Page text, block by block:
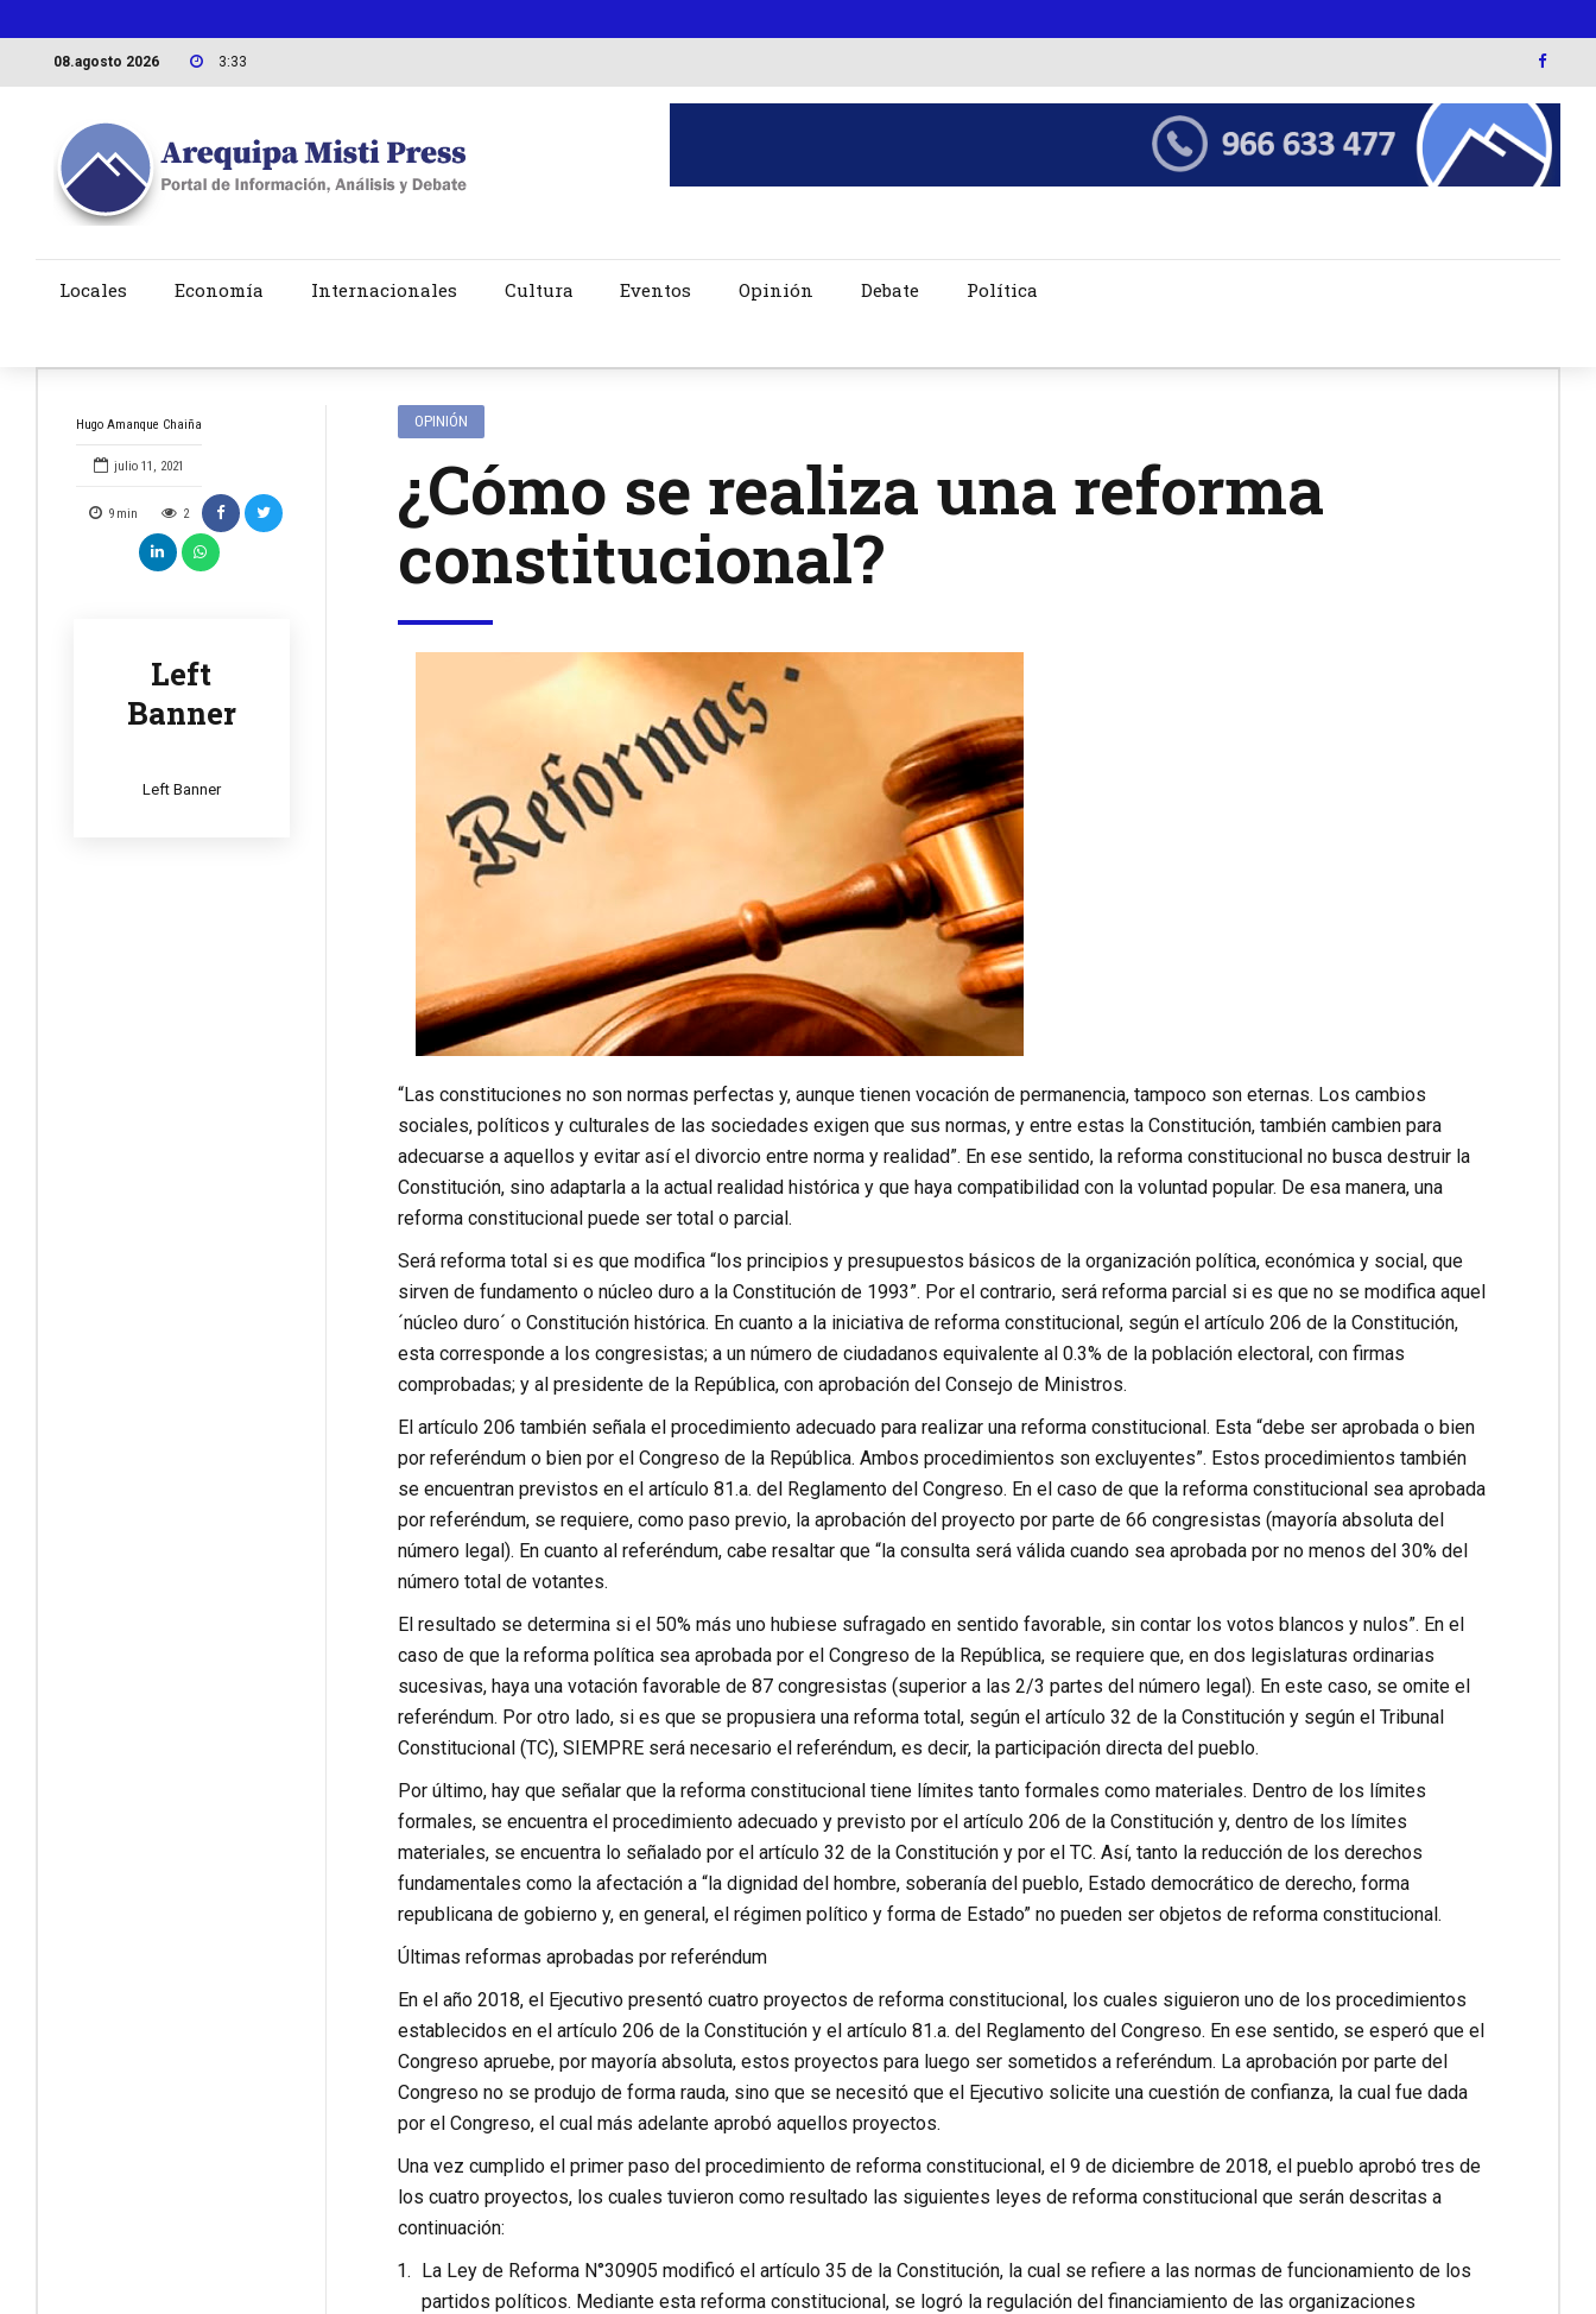
08.agosto 2026 3:33
Locales Economía Internacionales Cultura Eventos Opinión Debate Política
Hugo Amanque Chaiña
julio 11, 2021
9 min 2
Left
Banner
Left Banner
OPINIÓN
¿Cómo se realiza una reforma
constitucional?
“Las constituciones no son normas perfectas y, aunque tienen vocación de permanencia, tampoco son eternas. Los cambios
sociales, políticos y culturales de las sociedades exigen que sus normas, y entre estas la Constitución, también cambien para
adecuarse a aquellos y evitar así el divorcio entre norma y realidad”. En ese sentido, la reforma constitucional no busca destruir la
Constitución, sino adaptarla a la actual realidad histórica y que haya compatibilidad con la voluntad popular. De esa manera, una
reforma constitucional puede ser total o parcial.
Será reforma total si es que modifica “los principios y presupuestos básicos de la organización política, económica y social, que
sirven de fundamento o núcleo duro a la Constitución de 1993”. Por el contrario, será reforma parcial si es que no se modifica aquel
´núcleo duro´ o Constitución histórica. En cuanto a la iniciativa de reforma constitucional, según el artículo 206 de la Constitución,
esta corresponde a los congresistas; a un número de ciudadanos equivalente al 0.3% de la población electoral, con firmas
comprobadas; y al presidente de la República, con aprobación del Consejo de Ministros.
El artículo 206 también señala el procedimiento adecuado para realizar una reforma constitucional. Esta “debe ser aprobada o bien
por referéndum o bien por el Congreso de la República. Ambos procedimientos son excluyentes”. Estos procedimientos también
se encuentran previstos en el artículo 81.a. del Reglamento del Congreso. En el caso de que la reforma constitucional sea aprobada
por referéndum, se requiere, como paso previo, la aprobación del proyecto por parte de 66 congresistas (mayoría absoluta del
número legal). En cuanto al referéndum, cabe resaltar que “la consulta será válida cuando sea aprobada por no menos del 30% del
número total de votantes.
El resultado se determina si el 50% más uno hubiese sufragado en sentido favorable, sin contar los votos blancos y nulos”. En el
caso de que la reforma política sea aprobada por el Congreso de la República, se requiere que, en dos legislaturas ordinarias
sucesivas, haya una votación favorable de 87 congresistas (superior a las 2/3 partes del número legal). En este caso, se omite el
referéndum. Por otro lado, si es que se propusiera una reforma total, según el artículo 32 de la Constitución y según el Tribunal
Constitucional (TC), SIEMPRE será necesario el referéndum, es decir, la participación directa del pueblo.
Por último, hay que señalar que la reforma constitucional tiene límites tanto formales como materiales. Dentro de los límites
formales, se encuentra el procedimiento adecuado y previsto por el artículo 206 de la Constitución y, dentro de los límites
materiales, se encuentra lo señalado por el artículo 32 de la Constitución y por el TC. Así, tanto la reducción de los derechos
fundamentales como la afectación a “la dignidad del hombre, soberanía del pueblo, Estado democrático de derecho, forma
republicana de gobierno y, en general, el régimen político y forma de Estado” no pueden ser objetos de reforma constitucional.
Últimas reformas aprobadas por referéndum
En el año 2018, el Ejecutivo presentó cuatro proyectos de reforma constitucional, los cuales siguieron uno de los procedimientos
establecidos en el artículo 206 de la Constitución y el artículo 81.a. del Reglamento del Congreso. En ese sentido, se esperó que el
Congreso apruebe, por mayoría absoluta, estos proyectos para luego ser sometidos a referéndum. La aprobación por parte del
Congreso no se produjo de forma rauda, sino que se necesitó que el Ejecutivo solicite una cuestión de confianza, la cual fue dada
por el Congreso, el cual más adelante aprobó aquellos proyectos.
Una vez cumplido el primer paso del procedimiento de reforma constitucional, el 9 de diciembre de 2018, el pueblo aprobó tres de
los cuatro proyectos, los cuales tuvieron como resultado las siguientes leyes de reforma constitucional que serán descritas a
continuación:
La Ley de Reforma N°30905 modificó el artículo 35 de la Constitución, la cual se refiere a las normas de funcionamiento de los
partidos políticos. Mediante esta reforma constitucional, se logró la regulación del financiamiento de las organizaciones